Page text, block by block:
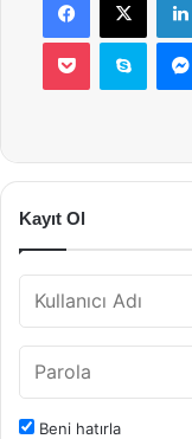
Pocket Skype
Kayıt Ol
Beni hatırla